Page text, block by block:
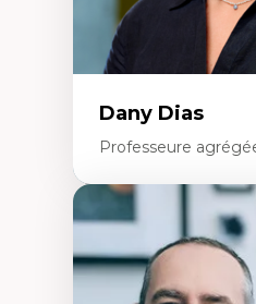
Dany Dias
Professeure
Expertises
Pédagogies critiques
Éthique relationnelle
éducation